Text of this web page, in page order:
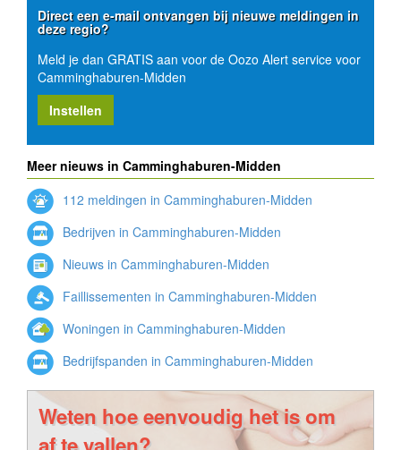
Direct een e-mail ontvangen bij nieuwe meldingen in
deze regio?
Meld je dan GRATIS aan voor de Oozo Alert service voor
Camminghaburen-Midden
Instellen
Meer nieuws in Camminghaburen-Midden
112 meldingen in Camminghaburen-Midden
Bedrijven in Camminghaburen-Midden
Nieuws in Camminghaburen-Midden
Faillissementen in Camminghaburen-Midden
Woningen in Camminghaburen-Midden
Bedrijfspanden in Camminghaburen-Midden
Weten hoe eenvoudig het is om